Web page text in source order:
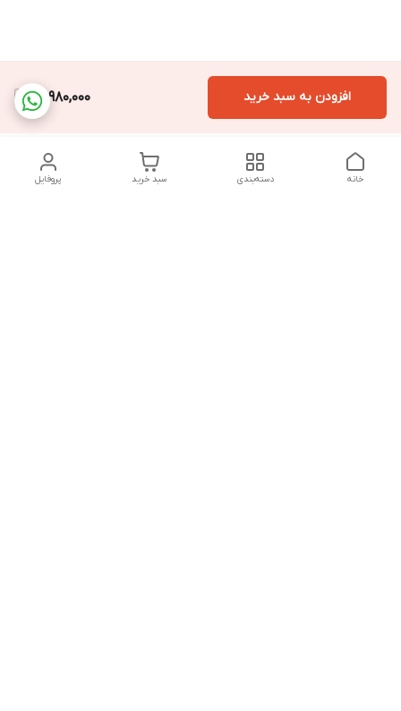
13,980,000 افزودن به سبد خرید
پروفایل سبد خرید دسته‌بندی خانه